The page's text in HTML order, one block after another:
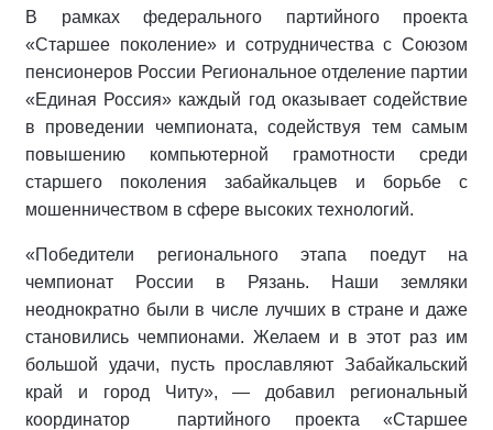
В рамках федерального партийного проекта
«Старшее поколение» и сотрудничества с Союзом
пенсионеров России Региональное отделение партии
«Единая Россия» каждый год оказывает содействие
в проведении чемпионата, содействуя тем самым
повышению компьютерной грамотности среди
старшего поколения забайкальцев и борьбе с
мошенничеством в сфере высоких технологий.
«Победители регионального этапа поедут на
чемпионат России в Рязань. Наши земляки
неоднократно были в числе лучших в стране и даже
становились чемпионами. Желаем и в этот раз им
большой удачи, пусть прославляют Забайкальский
край и город Читу», — добавил региональный
координатор партийного проекта «Старшее